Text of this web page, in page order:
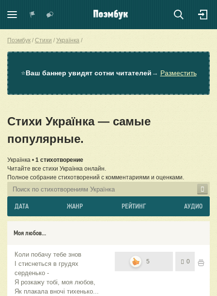
Поэмбук Стихи Українка
⭐Ваш баннер увидят сотни читателей → Разместить
Стихи Українка — самые
популярные.
Українка • 1 стихотворение
Читайте все стихи Українка онлайн.
Полное собрание стихотворений с комментариями и оценками.
ДАТА ЖАНР РЕЙТИНГ АУДИО
Моя любов...
Коли побачу тебе знов
І стиснеться в грудях
серденько -
Я розкажу тобі, моя любов,
Як плакала вночі тихенько...
5 0